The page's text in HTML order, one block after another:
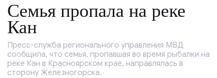
Семья пропала на реке
Кан
Пресс-служба регионального управления МВД
сообщила, что семья, пропавшая во время рыбалки на
реке Кан в Красноярском крае, направлялась в
сторону Железногорска.